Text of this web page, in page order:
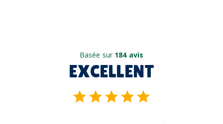
Basée sur 184 avis
EXCELLENT